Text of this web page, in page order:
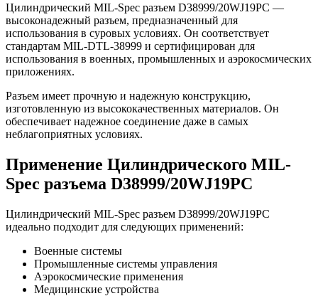
Цилиндрический MIL-Spec разъем D38999/20WJ19PC —
высоконадежный разъем, предназначенный для
использования в суровых условиях. Он соответствует
стандартам MIL-DTL-38999 и сертифицирован для
использования в военных, промышленных и аэрокосмических
приложениях.
Разъем имеет прочную и надежную конструкцию,
изготовленную из высококачественных материалов. Он
обеспечивает надежное соединение даже в самых
неблагоприятных условиях.
Применение Цилиндрического MIL-
Spec разъема D38999/20WJ19PC
Цилиндрический MIL-Spec разъем D38999/20WJ19PC
идеально подходит для следующих применений:
Военные системы
Промышленные системы управления
Аэрокосмические применения
Медицинские устройства